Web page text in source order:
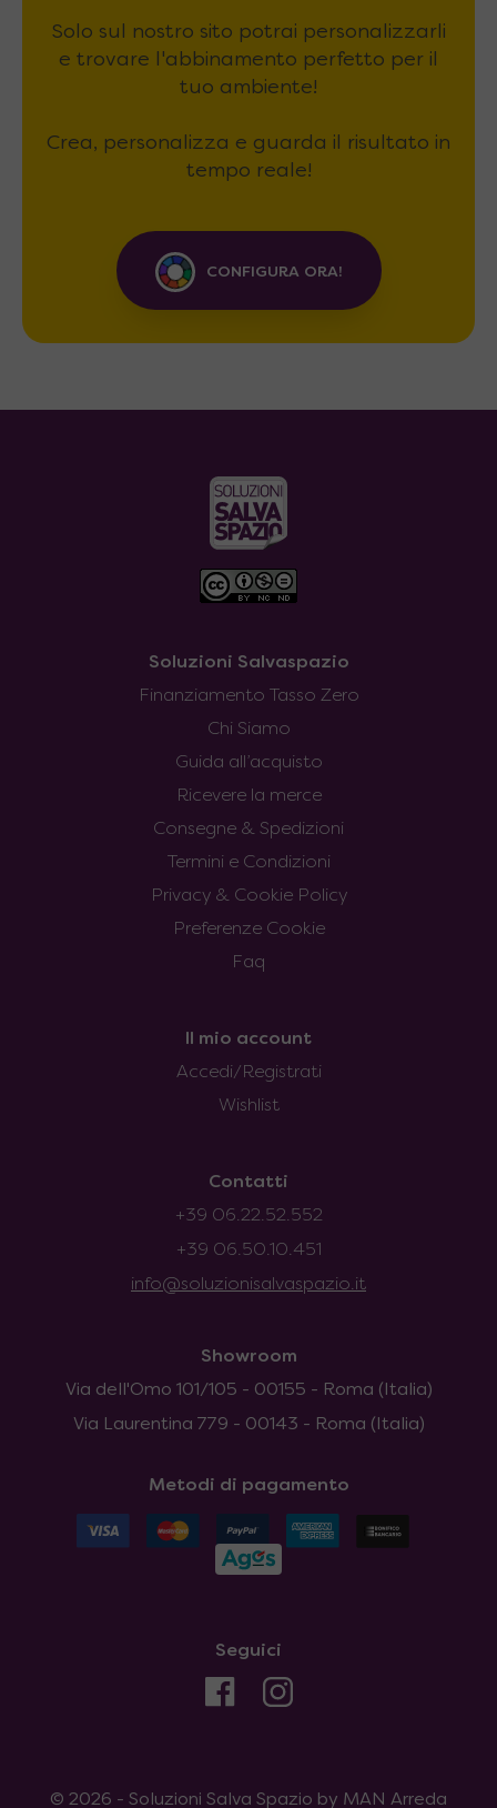
Solo sul nostro sito potrai personalizzarli
e trovare l'abbinamento perfetto per il
tuo ambiente!
Crea, personalizza e guarda il risultato in
tempo reale!
CONFIGURA ORA!
Soluzioni Salvaspazio
Finanziamento Tasso Zero
Chi Siamo
Guida all’acquisto
Ricevere la merce
Consegne & Spedizioni
Termini e Condizioni
Privacy & Cookie Policy
Preferenze Cookie
Faq
Il mio account
Accedi/Registrati
Wishlist
Contatti
+39 06.22.52.552
+39 06.50.10.451
info@soluzionisalvaspazio.it
Showroom
Via dell'Omo 101/105 - 00155 - Roma (Italia)
Via Laurentina 779 - 00143 - Roma (Italia)
Metodi di pagamento
Seguici
© 2026 - Soluzioni Salva Spazio by MAN Arreda